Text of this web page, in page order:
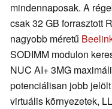
mindennaposak. A
csak 32 GB forrasztott
nagyobb méretű
SODIMM modulon
NUC AI+ 3MG
potenciálisan jobb
virtuális környezetek,